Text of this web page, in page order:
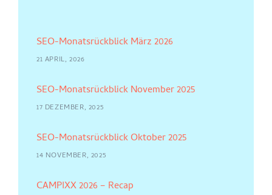
SEO-Monatsrückblick März 2026
21 APRIL, 2026
SEO-Monatsrückblick November 2025
17 DEZEMBER, 2025
SEO-Monatsrückblick Oktober 2025
14 NOVEMBER, 2025
CAMPIXX 2026 – Recap